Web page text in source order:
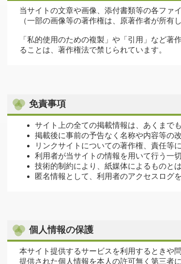
当サイトの文章や画像、添付書類等の各ファ
（一部の画像等の著作権は、原著作者が所有
「私的使用のための複製」や「引用」など
ることは、著作権法で禁じられています。
免責事項
サイト上の全ての掲載情報は、あくまで
掲載後に事前の予告なく名称や内容等の
リンクサイトについての著作権、責任等
利用者が当サイトの情報を用いて行う一
技術的制約により、紙媒体によるものと
匿名情報として、利用者のアクセスログ
個人情報の保護
本サイト提供するサービスを利用するときや
提供された個人情報を本人の許可無く第三者